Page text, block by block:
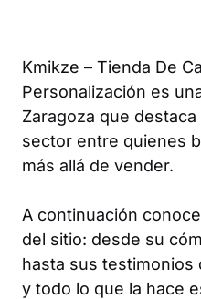
Kmikze – Tienda De
Personalización es
Zaragoza que
sector entre quienes
más allá de vender.
A continuación
del sitio: desde su
hasta sus testimonios
y todo lo que la hace